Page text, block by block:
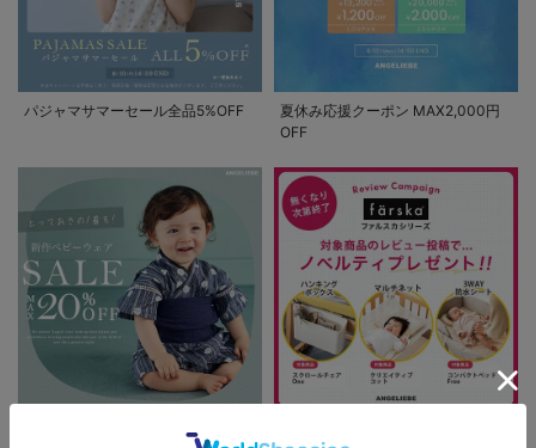
パジャマサマーセール全品5%OFF
夏休み応援クーポン MAX2,000円
OFF
新作ベビーウェア 最大20%OFF